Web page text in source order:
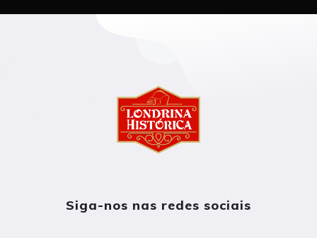
Siga-nos nas redes sociais